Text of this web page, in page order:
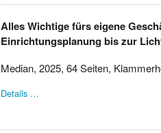
Alles Wichtige fürs eigene
Einrichtungsplanung bis zur
Median, 2025, 64 Seiten,
Details …